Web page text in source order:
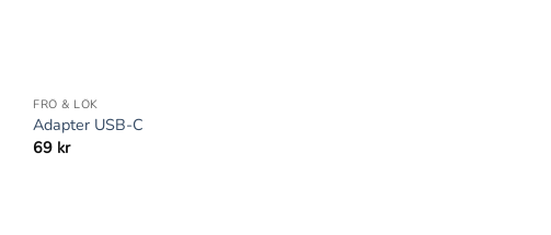
FRÖ & LÖK
Adapter USB-C
69 kr